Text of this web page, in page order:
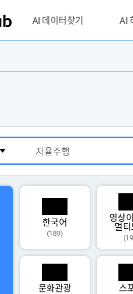
AI 데이터찾기
기관 제공 데이터
AI
안심존
한국어
(189)
영상
멀
문화관광 스